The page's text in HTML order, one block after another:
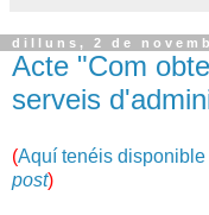
dilluns, 2 de
Acte "Com
serveis
(Aquí tenéis
post)